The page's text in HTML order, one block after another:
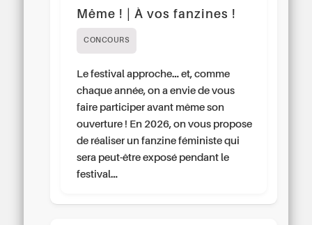
Même ! | À vos fanzines !
CONCOURS
Le festival approche… et, comme
chaque année, on a envie de vous
faire participer avant même son
ouverture ! En 2026, on vous propose
de réaliser un fanzine féministe qui
sera peut-être exposé pendant le
festival…